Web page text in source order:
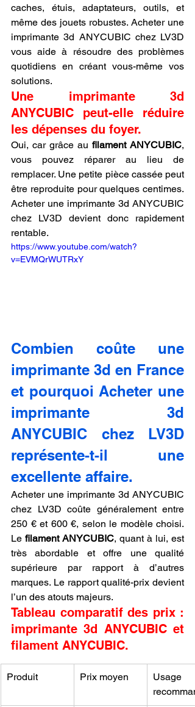
caches, étuis, adaptateurs, outils, et
même des jouets robustes. Acheter une
imprimante 3d ANYCUBIC chez LV3D
vous aide à résoudre des problèmes
quotidiens en créant vous-même vos
solutions.
Une imprimante 3d
ANYCUBIC peut-elle réduire
les dépenses du foyer.
Oui, car grâce au filament ANYCUBIC,
vous pouvez réparer au lieu de
remplacer. Une petite pièce cassée peut
être reproduite pour quelques centimes.
Acheter une imprimante 3d ANYCUBIC
chez LV3D devient donc rapidement
rentable.
https://www.youtube.com/watch?
v=EVMQrWUTRxY
Combien coûte une
imprimante 3d en France
et pourquoi Acheter une
imprimante 3d
ANYCUBIC chez LV3D
représente-t-il une
excellente affaire.
Acheter une imprimante 3d ANYCUBIC
chez LV3D coûte généralement entre
250 € et 600 €, selon le modèle choisi.
Le filament ANYCUBIC, quant à lui, est
très abordable et offre une qualité
supérieure par rapport à d’autres
marques. Le rapport qualité-prix devient
l’un des atouts majeurs.
Tableau comparatif des prix :
imprimante 3d ANYCUBIC et
filament ANYCUBIC.
Produit Prix moyen
Usage